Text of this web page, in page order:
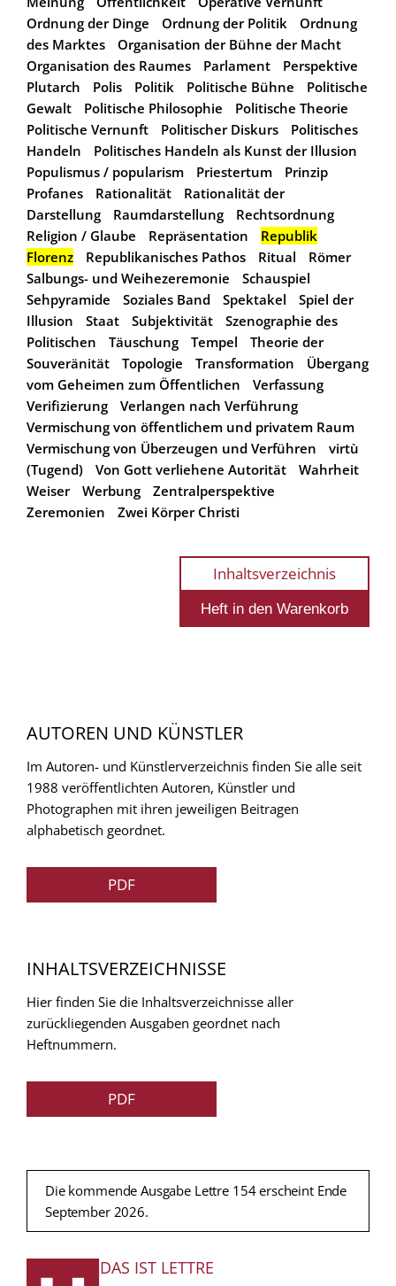
Ordnung der Dinge
Ordnung der Politik
Ordnung
des Marktes
Organisation der Bühne der Macht
Organisation des Raumes
Parlament
Perspektive
Plutarch
Polis Politik Politische Bühne
Politische
Gewalt
Politische Philosophie
Politische Theorie
Politische Vernunft
Politischer Diskurs
Politisches
Handeln
Politisches Handeln als Kunst der Illusion
Populismus / popularism
Priestertum
Prinzip
Profanes
Rationalität
Rationalität der
Darstellung
Raumdarstellung
Rechtsordnung
Religion / Glaube
Repräsentation
Republik
Florenz
Republikanisches Pathos Ritual
Römer
Salbungs- und Weihezeremonie
Schauspiel
Sehpyramide
Soziales Band Spektakel
Spiel der
Illusion
Staat Subjektivität
Szenographie des
Politischen
Täuschung Tempel
Theorie der
Souveränität
Topologie Transformation
Übergang
vom Geheimen zum Öffentlichen
Verfassung
Verifizierung
Verlangen nach Verführung
Vermischung von öffentlichem und privatem Raum
Vermischung von Überzeugen und Verführen
virtù
(Tugend)
Von Gott verliehene Autorität
Wahrheit
Weiser
Werbung
Zentralperspektive
Zeremonien
Zwei Körper Christi
Inhaltsverzeichnis
AUTOREN UND KÜNSTLER
Im Autoren- und Künstlerverzeichnis finden Sie alle seit
1988 veröffentlichten Autoren, Künstler und
Photographen mit ihren jeweiligen Beitragen
alphabetisch geordnet.
PDF
INHALTSVERZEICHNISSE
Hier finden Sie die Inhaltsverzeichnisse aller
zurückliegenden Ausgaben geordnet nach
Heftnummern.
PDF
Die kommende Ausgabe Lettre 154 erscheint Ende
September 2026.
FUSSZEILE
DAS IST LETTRE